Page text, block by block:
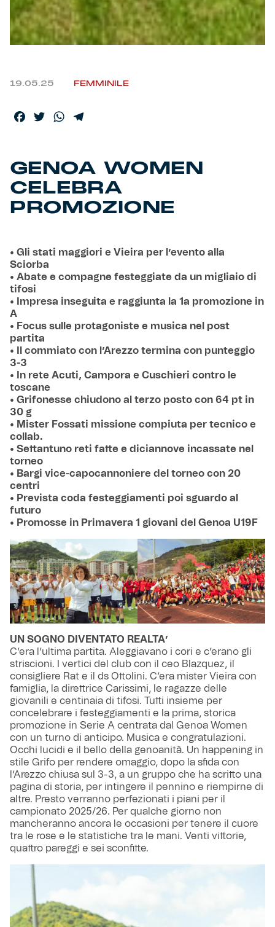
19.05.25 FEMMINILE
Facebook
TwitterWhatsApp
GENOA WOMEN
CELEBRA
PROMOZIONE
• Gli stati maggiori e Vieira per l’evento alla
Sciorba
• Abate e compagne festeggiate da un migliaio di
tifosi
• Impresa inseguita e raggiunta la 1a promozione in
A
• Focus sulle protagoniste e musica nel post
partita
• Il commiato con l’Arezzo termina con punteggio
3-3
• In rete Acuti, Campora e Cuschieri contro le
toscane
• Grifonesse chiudono al terzo posto con 64 pt in
30 g
• Mister Fossati missione compiuta per tecnico e
collab.
• Settantuno reti fatte e diciannove incassate nel
torneo
• Bargi vice-capocannoniere del torneo con 20
centri
• Prevista coda festeggiamenti poi sguardo al
futuro
• Promosse in Primavera 1 giovani del Genoa U19F
UN SOGNO DIVENTATO REALTA’
C’era l’ultima partita. Aleggiavano i cori e c’erano gli
striscioni. I vertici del club con il ceo Blazquez, il
consigliere Rat e il ds Ottolini. C’era mister Vieira con
famiglia, la direttrice Carissimi, le ragazze delle
giovanili e centinaia di tifosi. Tutti insieme per
concelebrare i festeggiamenti e la prima, storica
promozione in Serie A centrata dal Genoa Women
con un turno di anticipo. Musica e congratulazioni.
Occhi lucidi e il bello della genoanità. Un happening in
stile Grifo per rendere omaggio, dopo la sfida con
l’Arezzo chiusa sul 3-3, a un gruppo che ha scritto una
pagina di storia, per intingere il pennino e riempirne di
altre. Presto verranno perfezionati i piani per il
campionato 2025/26. Per qualche giorno non
mancheranno ancora le occasioni per tenere il cuore
tra le rose e le statistiche tra le mani. Venti vittorie,
quattro pareggi e sei sconfitte.